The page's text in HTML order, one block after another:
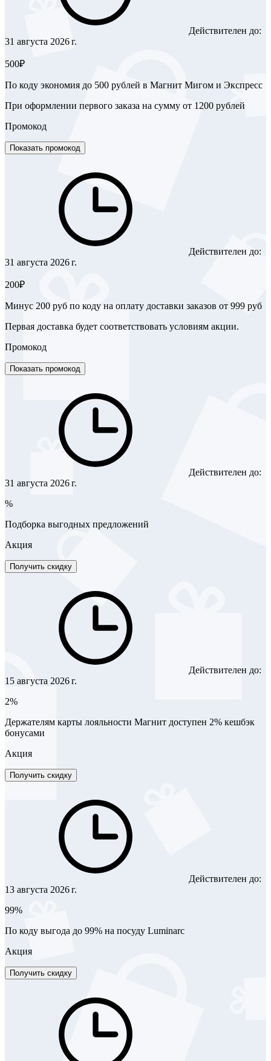
Действителен до:
31 августа 2026 г.
500₽
По коду экономия до 500 рублей в Магнит Мигом и Экспресс
При оформлении первого заказа на сумму от 1200 рублей
Промокод
Показать промокод
Действителен до:
31 августа 2026 г.
200₽
Минус 200 руб по коду на оплату доставки заказов от 999 руб
Первая доставка будет соответствовать условиям акции.
Промокод
Показать промокод
Действителен до:
31 августа 2026 г.
%
Подборка выгодных предложений
Акция
Получить скидку
Действителен до:
15 августа 2026 г.
2%
Держателям карты лояльности Магнит доступен 2% кешбэк
бонусами
Акция
Получить скидку
Действителен до:
13 августа 2026 г.
99%
По коду выгода до 99% на посуду Luminarc
Акция
Получить скидку